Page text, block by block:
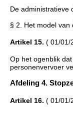
De administratieve
§ 2. Het model van
Artikel 15. ( 01/01/
Op het ogenblik
personenvervoer
Afdeling 4.
Artikel 16. ( 01/01/